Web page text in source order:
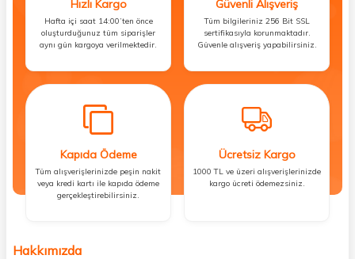
Hızlı Kargo
Hafta içi saat 14:00’ten önce
oluşturduğunuz tüm siparişler
aynı gün kargoya verilmektedir.
Güvenli Alışveriş
Tüm bilgileriniz 256 Bit SSL
sertifikasıyla korunmaktadır.
Güvenle alışveriş yapabilirsiniz.
Kapıda Ödeme
Tüm alışverişlerinizde peşin nakit
veya kredi kartı ile kapıda ödeme
gerçekleştirebilirsiniz.
Ücretsiz Kargo
1000 TL ve üzeri alışverişlerinizde
kargo ücreti ödemezsiniz.
Hakkımızda